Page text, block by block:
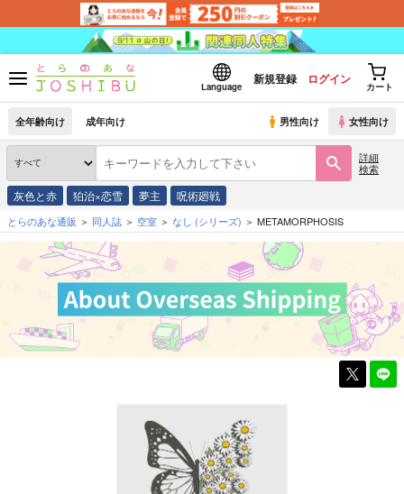
Language
新規登録 ログイン
カート
全年齢向け 成年向け 男性向け 女性向け
詳細
検索
灰色と赤 狛治×恋雪 夢主 呪術廻戦
とらのあな通販 同人誌 空室 なし (シリーズ) METAMORPHOSIS